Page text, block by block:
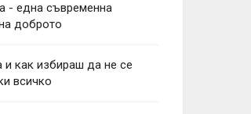
- една съвременна
доброто
и как избираш да не се
всичко